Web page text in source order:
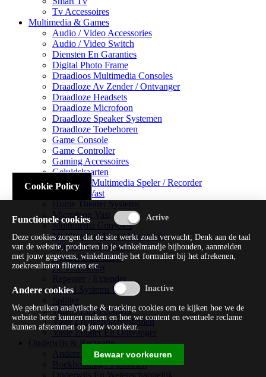
Tv Accessoires
Multimedia & Games
Audio / Video Accessories
Audio / Video Switch
Diensten En Garanties
Digital Photo Frame
Draadloos Multimedia Consoles
Draadloze Av Zender / Ontvanger
Draadloze Headsets
Draadloze Microfoon
Draadloze Speaker Systemen
Draadloze Toebehoren
Game Console
Game Controller
Gaming Accessoires
Geluidskaarten
Handheld Multimedia Speler / Recorder
Headsets Vast
Home Theater Systems
Microfoon Vast
Multimedia Consoles
Multimedia Mixer / Versterker
Multimedia Productie
Optical Disk Drive
Pc Videokaart
Repeater / Extender
Sound Systems Hi-fi
Splitter
Tuners En Recorders
Vaste Luidsprekersystemen
Vaste Zender En Ontvanger
Onderwijs & Recreatie
Andere Beveiligingssoftware
Boekhouding / Financiën
Cookie Policy
Functionele cookies
Deze cookies zorgen dat de site werkt zoals verwacht; Denk aan de taal
van de website, producten in je winkelmandje bijhouden, aanmelden
met jouw gegevens, winkelmandje het formulier bij het afrekenen,
zoekresultaten filteren etc.
Andere cookies
We gebruiken analytische & tracking cookies om te kijken hoe we de
website beter kunnen maken en hoe we content en eventuele reclame
kunnen afstemmen op jouw voorkeur.
Bewaar voorkeuren